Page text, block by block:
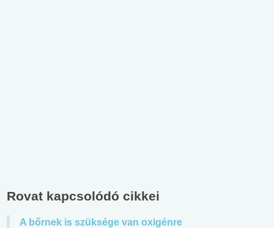
Rovat kapcsolódó cikkei
A bőrnek is szüksége van oxigénre